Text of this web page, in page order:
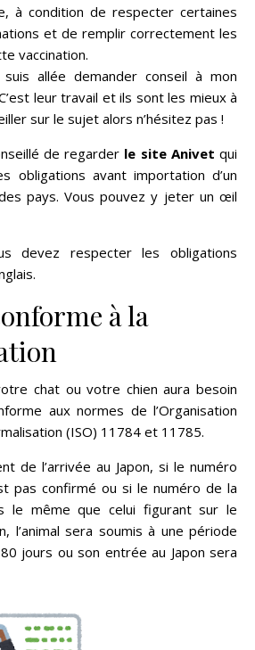
à condition de respecter certaines
et de remplir correctement les
vaccination.
allée demander conseil à mon
leur travail et ils sont les mieux à
sur le sujet alors n’hésitez pas !
de regarder le site Anivet qui
obligations avant importation d’un
pays. Vous pouvez y jeter un œil
devez respecter les obligations
à la
chat ou votre chien aura besoin
aux normes de l’Organisation
(ISO) 11784 et 11785.
de l’arrivée au Japon, si le numéro
pas confirmé ou si le numéro de la
le même que celui figurant sur le
l’animal sera soumis à une période
jours ou son entrée au Japon sera